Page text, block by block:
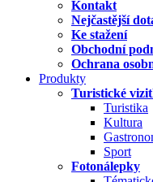
Kontakt
Nejčastější
Ke stažení
Obchodní
Ochrana
Produkty
Turistické
Turistika
Kultura
Sport
Fotonálepky